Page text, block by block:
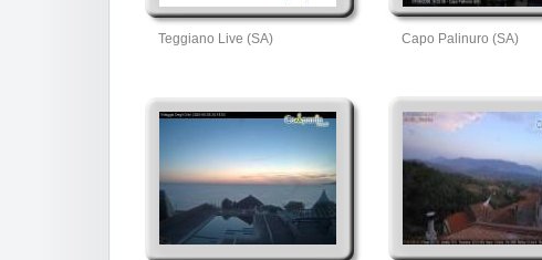
Teggiano Live (SA) Capo Palinuro (SA)